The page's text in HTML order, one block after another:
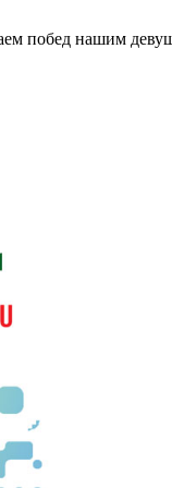
побед нашим